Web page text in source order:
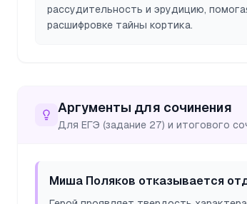
рассудительность и эрудицию,
расшифровке тайны кортика.
Аргументы для сочинения
Для ЕГЭ (задание 27) и итогового
Миша Поляков отказывается